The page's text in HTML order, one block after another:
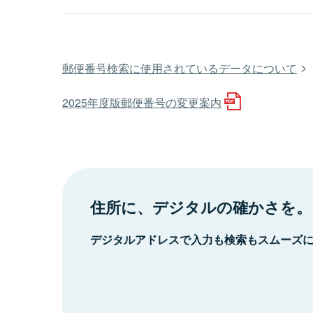
郵便番号検索に使用されているデータについて
2025年度版郵便番号の変更案内
住所に、デジタルの確かさを。
デジタルアドレスで入力も検索もスムーズ